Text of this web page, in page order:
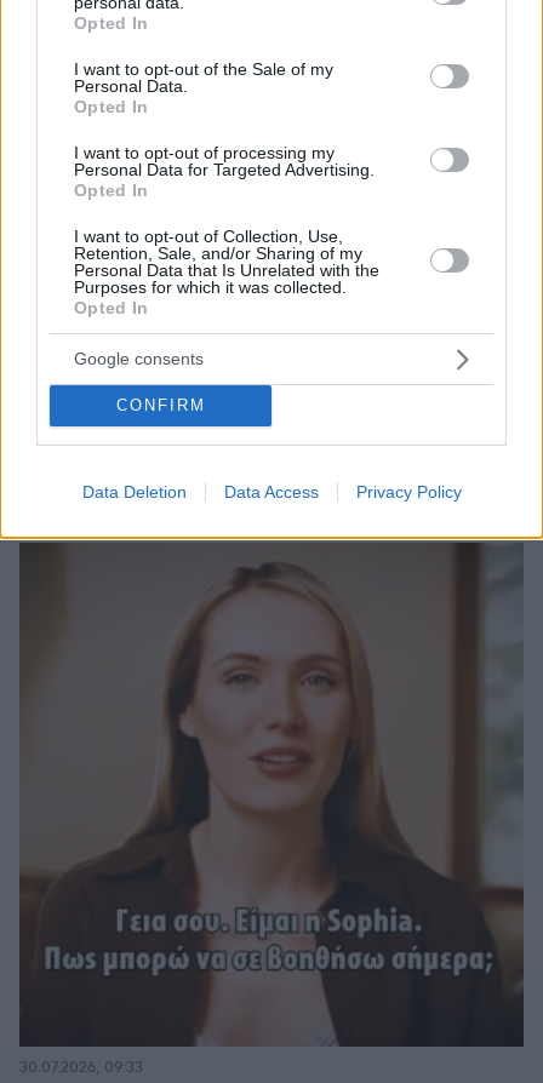
grant or deny consent to Google and its third-party tags to
use your data for below specified purposes in below Google
consent section.
Opted In
I want to opt-out of the Sale of my
Personal Data.
Opted In
I want to opt-out of processing my
Personal Data for Targeted Advertising.
Opted In
I want to opt-out of Collection, Use,
Retention, Sale, and/or Sharing of my
Personal Data that Is Unrelated with the
Purposes for which it was collected.
Opted In
Google consents
CONFIRM
Data Deletion Data Access Privacy Policy
Τηγάνης, Τσιμπούρης και Καρπάνος η διαιτητική τριάδα του
3ου τελικού Ολυμπιακός-Παναθηναϊκός
08.06.2026, 19:13
30.07.2026, 09:33